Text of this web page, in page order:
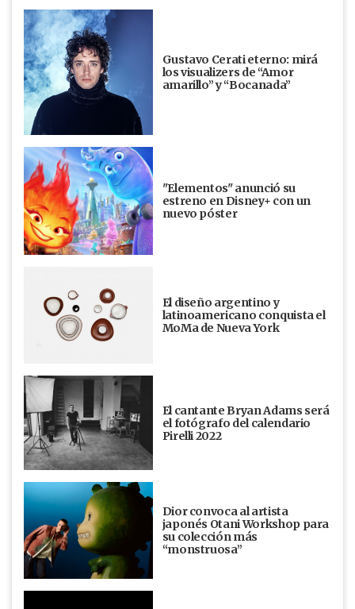
Gustavo Cerati eterno: mirá
los visualizers de “Amor
amarillo” y “Bocanada”
"Elementos" anunció su
estreno en Disney+ con un
nuevo póster
El diseño argentino y
latinoamericano conquista el
MoMa de Nueva York
El cantante Bryan Adams será
el fotógrafo del calendario
Pirelli 2022
Dior convoca al artista
japonés Otani Workshop para
su colección más
“monstruosa”